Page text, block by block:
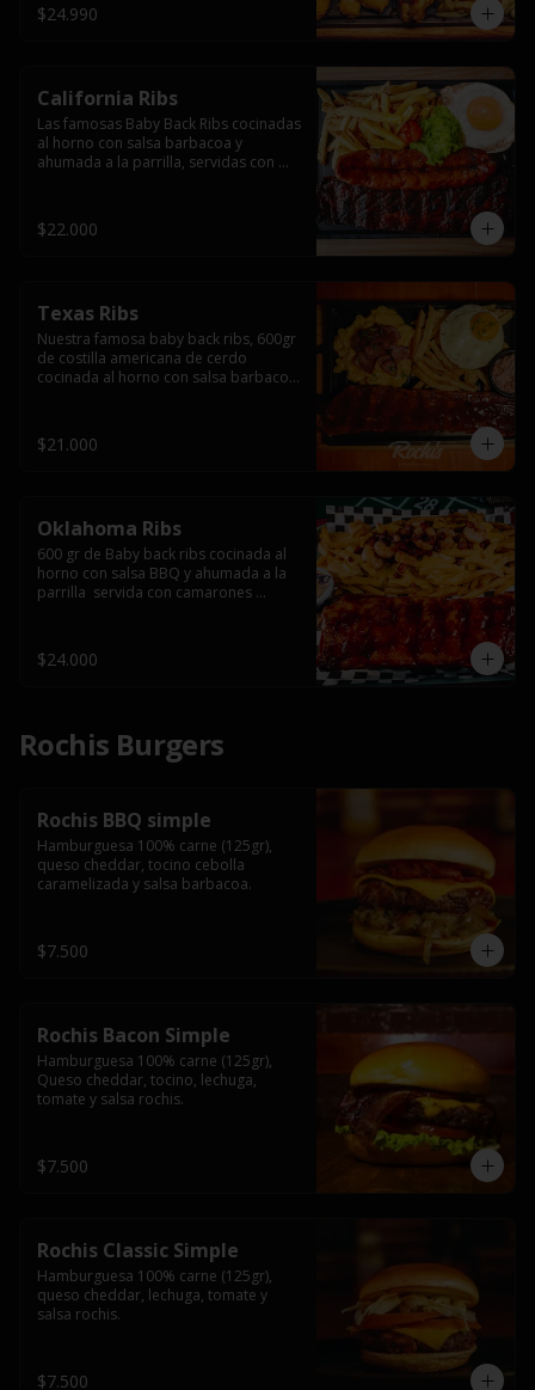
$24.990
California Ribs
Las famosas Baby Back Ribs cocinadas
al horno con salsa barbacoa y
ahumada a la parrilla, servidas con
$22.000
Texas Ribs
Nuestra famosa baby back ribs, 600gr
de costilla americana de cerdo
cocinada al horno con salsa barbacoa
tocino ahumado laminado, papas
fritas  y un huevo frito.
$21.000
Oklahoma Ribs
600 gr de Baby back ribs cocinada al
horno con salsa BBQ y ahumada a la
parrilla  servida con camarones
$24.000
Rochis Burgers
Rochis BBQ simple
Hamburguesa 100% carne (125gr),
queso cheddar, tocino cebolla
caramelizada y salsa barbacoa.
$7.500
Rochis Bacon Simple
Hamburguesa 100% carne (125gr),
Queso cheddar, tocino, lechuga,
tomate y salsa rochis.
$7.500
Rochis Classic Simple
Hamburguesa 100% carne (125gr),
queso cheddar, lechuga, tomate y
salsa rochis.
$7.500